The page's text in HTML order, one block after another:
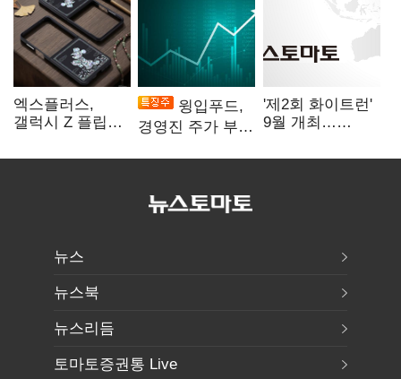
엑스플러스,
갤럭시 Z 플립8·
액세서리 출시
윙입푸드,
경영진 주가 부양
'제2회 화이트런'
9월 개최…
지원
뉴스
뉴스북
뉴스리듬
토마토증권통 Live